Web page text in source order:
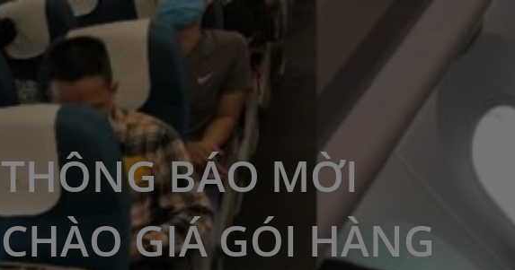
THÔNG BÁO MỜI
CHÀO GIÁ GÓI HÀNG